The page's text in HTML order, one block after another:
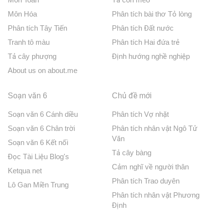
Môn Hóa
Phân tích Tây Tiến
Tranh tô màu
Tả cây phượng
About us on about.me
Phân tích bài thơ Tỏ lòng
Phân tích Đất nước
Phân tích Hai đứa trẻ
Định hướng nghề nghiệp
Soạn văn 6
Soạn văn 6 Cánh diều
Soạn văn 6 Chân trời
Soạn văn 6 Kết nối
Đọc Tài Liệu Blog's
Ketqua net
Lô Gan Miền Trung
Chủ đề mới
Phân tích Vợ nhặt
Phân tích nhân vật Ngô Tử
Văn
Tả cây bàng
Cảm nghĩ về người thân
Phân tích Trao duyên
Phân tích nhân vật Phương
Định